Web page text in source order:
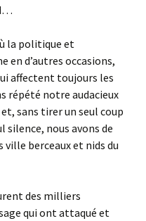
la politique et
en d’autres occasions,
affectent toujours les
répété notre audacieux
sans tirer un seul coup
silence, nous avons de
ville berceaux et nids du
des milliers
qui ont attaqué et